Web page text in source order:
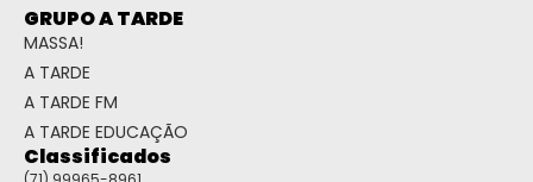
GRUPO A TARDE
MASSA!
A TARDE
A TARDE FM
A TARDE EDUCAÇÃO
Classificados